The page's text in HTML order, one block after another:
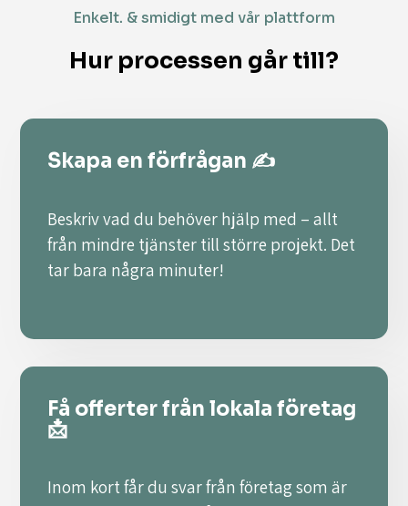
Enkelt. & smidigt med vår plattform
Hur processen går till?
Skapa en förfrågan ✍️
Beskriv vad du behöver hjälp med – allt
från mindre tjänster till större projekt. Det
tar bara några minuter!
Få offerter från lokala företag
📩
Inom kort får du svar från företag som är